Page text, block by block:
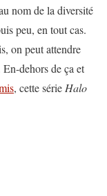
nom de la diversité
peu, en tout cas.
on peut attendre
dehors de ça et
, cette série Halo